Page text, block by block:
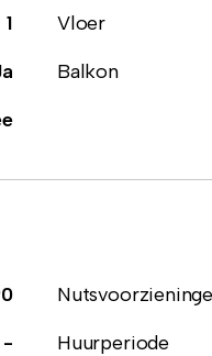
1 Vloer
Balkon
- Huurperiode